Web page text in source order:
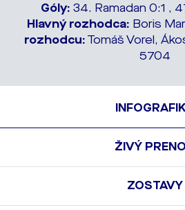
Góly: 34. Ramadan 0:1 ,
Hlavný rozhodca: Boris
rozhodcu:Tomáš Vorel,
5704
ŽIVÝ
ZOSTAVY